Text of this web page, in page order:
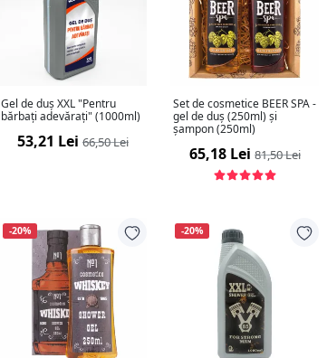
Gel de duș XXL "Pentru
bărbați adevărați" (1000ml)
53,21 Lei 66,50 Lei
Set de cosmetice BEER SPA -
gel de duș (250ml) și
șampon (250ml)
65,18 Lei 81,50 Lei
-20% -20%